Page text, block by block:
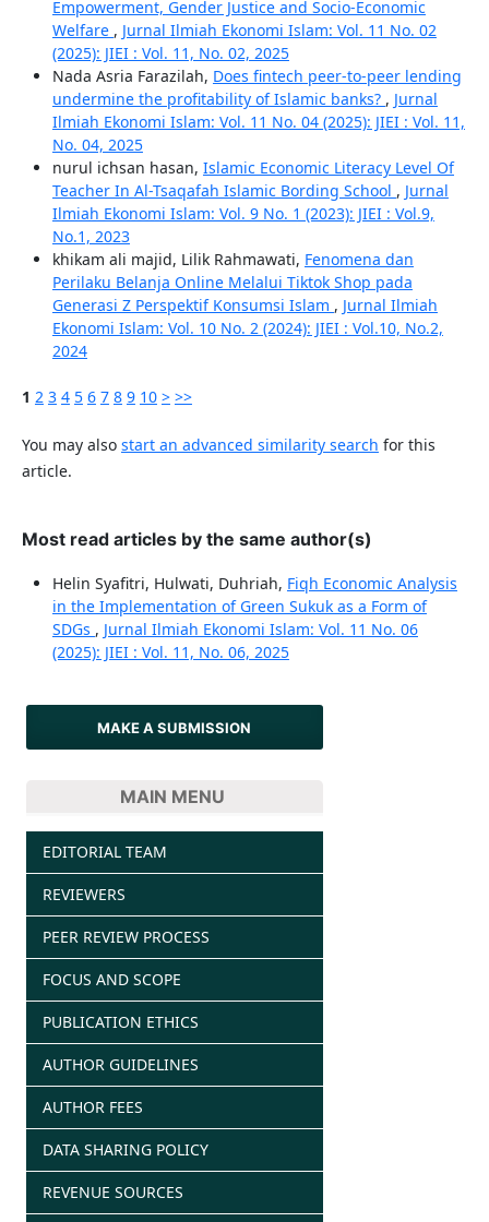
Empowerment, Gender Justice and Socio-Economic
Welfare , Jurnal Ilmiah Ekonomi Islam: Vol. 11 No. 02
(2025): JIEI : Vol. 11, No. 02, 2025
Nada Asria Farazilah, Does fintech peer-to-peer lending
undermine the profitability of Islamic banks? , Jurnal
Ilmiah Ekonomi Islam: Vol. 11 No. 04 (2025): JIEI : Vol. 11,
No. 04, 2025
nurul ichsan hasan, Islamic Economic Literacy Level Of
Teacher In Al-Tsaqafah Islamic Bording School , Jurnal
Ilmiah Ekonomi Islam: Vol. 9 No. 1 (2023): JIEI : Vol.9,
No.1, 2023
khikam ali majid, Lilik Rahmawati, Fenomena dan
Perilaku Belanja Online Melalui Tiktok Shop pada
Generasi Z Perspektif Konsumsi Islam , Jurnal Ilmiah
Ekonomi Islam: Vol. 10 No. 2 (2024): JIEI : Vol.10, No.2,
2024
1 2 3 4 5 6 7 8 9 10 > >>
You may also start an advanced similarity search for this
article.
Most read articles by the same author(s)
Helin Syafitri, Hulwati, Duhriah, Fiqh Economic Analysis
in the Implementation of Green Sukuk as a Form of
SDGs , Jurnal Ilmiah Ekonomi Islam: Vol. 11 No. 06
(2025): JIEI : Vol. 11, No. 06, 2025
MAKE A SUBMISSION
MAIN MENU
EDITORIAL TEAM
REVIEWERS
PEER REVIEW PROCESS
FOCUS AND SCOPE
PUBLICATION ETHICS
AUTHOR GUIDELINES
AUTHOR FEES
DATA SHARING POLICY
REVENUE SOURCES